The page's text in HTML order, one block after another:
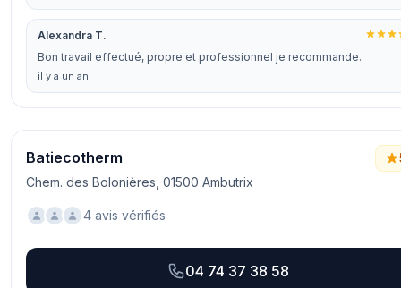
Alexandra T.
Bon travail effectué, propre et professionnel je recommande.
il y a un an
Batiecotherm
Chem. des Bolonières, 01500 Ambutrix
4 avis vérifiés
04 74 37 38 58